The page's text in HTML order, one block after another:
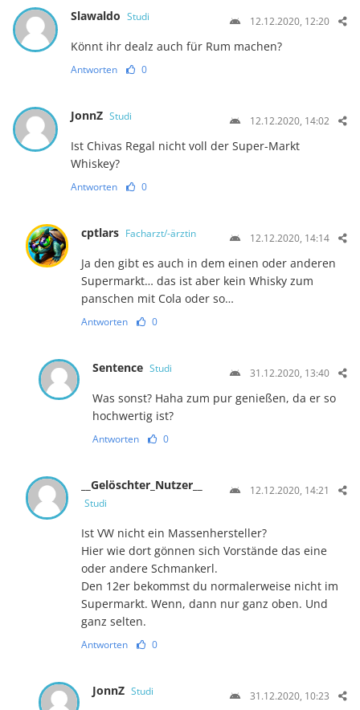
Slawaldo Studi 12.12.2020, 12:20
Könnt ihr dealz auch für Rum machen?
Antworten 0
JonnZ Studi 12.12.2020, 14:02
Ist Chivas Regal nicht voll der Super-Markt
Whiskey?
Antworten 0
cptlars Facharzt/-ärztin 12.12.2020, 14:14
Ja den gibt es auch in dem einen oder anderen
Supermarkt… das ist aber kein Whisky zum
panschen mit Cola oder so…
Antworten 0
Sentence Studi 31.12.2020, 13:40
Was sonst? Haha zum pur genießen, da er so
hochwertig ist?
Antworten 0
__Gelöschter_Nutzer__
Studi
12.12.2020, 14:21
Ist VW nicht ein Massenhersteller?
Hier wie dort gönnen sich Vorstände das eine
oder andere Schmankerl.
Den 12er bekommst du normalerweise nicht im
Supermarkt. Wenn, dann nur ganz oben. Und
ganz selten.
Antworten 0
JonnZ Studi 31.12.2020, 10:23